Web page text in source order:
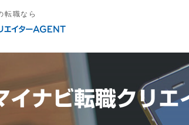
転職なら
イナビ転職クリエ
ー Webディレクター
Webプログラマー
ECサイト運営
愛知県近郊契約社員
ーワード
業界未経験歓迎
第二新卒歓迎
採用枠5名以上
内容などを入力してください。複数ワードは間にス
む いずれかのワードを含む